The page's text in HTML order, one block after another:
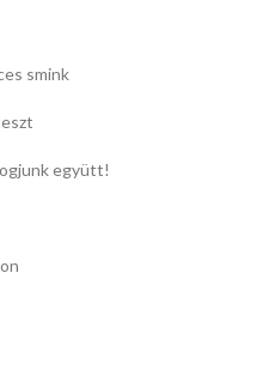
smink
együtt!